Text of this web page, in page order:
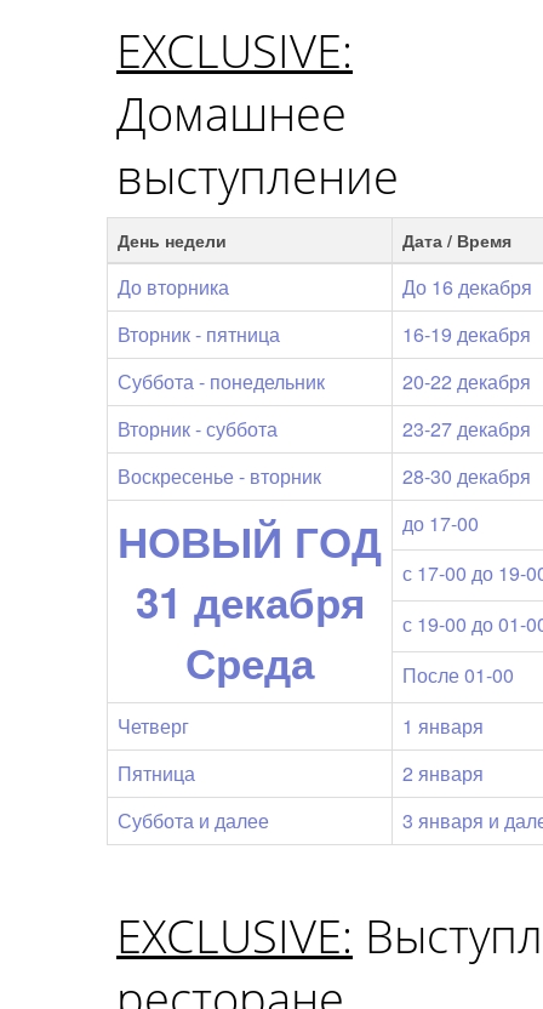
EXCLUSIVE:
Домашнее
выступление
День недели Дата / Время
До вторника
До 16 декабря
Вторник - пятница
16-19 декабря
Суббота - понедельник
20-22 декабря
Вторник - суббота
23-27 декабря
Воскресенье - вторник
28-30 декабря
НОВЫЙ ГОД
31 декабря
Среда
до 17-00
с 17-00 до 19-
с 19-00 до 01-
После 01-00
Четверг
1 января
Пятница
2 января
Суббота и далее
3 января и
EXCLUSIVE: